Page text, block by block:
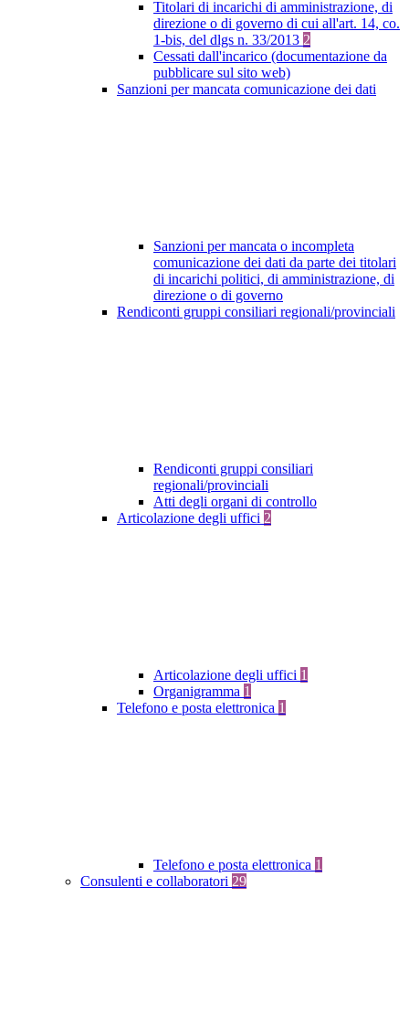
Titolari di incarichi di amministrazione, di
direzione o di governo di cui all'art. 14, co.
1-bis, del dlgs n. 33/2013 2
Cessati dall'incarico (documentazione da
pubblicare sul sito web)
Sanzioni per mancata comunicazione dei dati
Sanzioni per mancata o incompleta
comunicazione dei dati da parte dei titolari
di incarichi politici, di amministrazione, di
direzione o di governo
Rendiconti gruppi consiliari regionali/provinciali
Rendiconti gruppi consiliari
regionali/provinciali
Atti degli organi di controllo
Articolazione degli uffici 2
Articolazione degli uffici 1
Organigramma 1
Telefono e posta elettronica 1
Telefono e posta elettronica 1
Consulenti e collaboratori 29